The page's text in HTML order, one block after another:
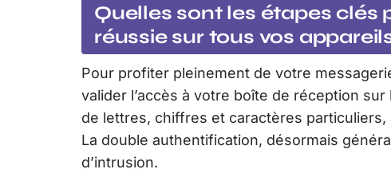
Quelles sont les étapes
réussie sur tous vos
Pour profiter pleinement de votre
valider l’accès à votre boîte de réception
de lettres, chiffres et caractères
La double authentification, désormais
d’intrusion.